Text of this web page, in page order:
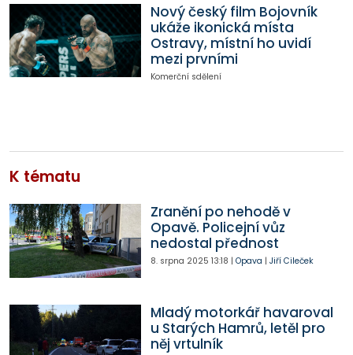
Nový český film Bojovník
ukáže ikonická místa
Ostravy, místní ho uvidí
mezi prvními
Komerční sdělení
K tématu
Zranění po nehodě v
Opavě. Policejní vůz
nedostal přednost
8. srpna 2025 13:18 | Opava | Jiří Cileček
Mladý motorkář havaroval
u Starých Hamrů, letěl pro
něj vrtulník